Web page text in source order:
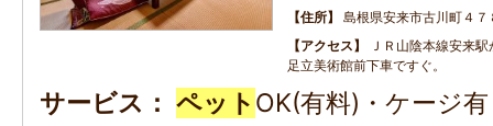
住所
島根県安来市古川町４７
アクセス
ＪＲ山陰本線安来
足立美術館前下車ですぐ。
サービス ペット OK(有料)・ケージ